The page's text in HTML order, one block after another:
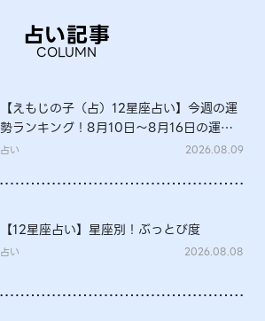
占い記事
COLUMN
【えもじの子（占）12星座占い】今週の運
勢ランキング！8月10日～8月16日の運勢
は？
占い 2026.08.09
【12星座占い】星座別！ぶっとび度
占い 2026.08.08